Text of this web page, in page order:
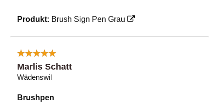
Produkt: Brush Sign Pen Grau
Marlis Schatt
Wädenswil
Brushpen